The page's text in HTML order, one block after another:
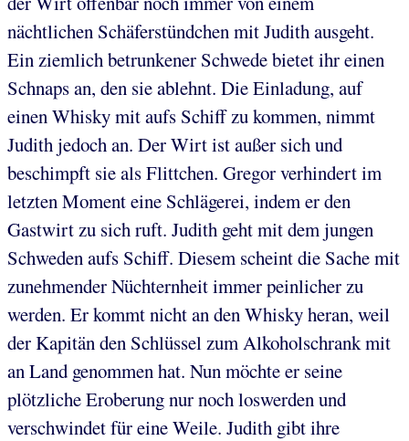
nächtlichen Schäferstündchen mit Judith ausgeht.
Ein ziemlich betrunkener Schwede bietet ihr einen
Schnaps an, den sie ablehnt. Die Einladung, auf
einen Whisky mit aufs Schiff zu kommen, nimmt
Judith jedoch an. Der Wirt ist außer sich und
beschimpft sie als Flittchen. Gregor verhindert im
letzten Moment eine Schlägerei, indem er den
Gastwirt zu sich ruft. Judith geht mit dem jungen
Schweden aufs Schiff. Diesem scheint die Sache mit
zunehmender Nüchternheit immer peinlicher zu
werden. Er kommt nicht an den Whisky heran, weil
der Kapitän den Schlüssel zum Alkoholschrank mit
an Land genommen hat. Nun möchte er seine
plötzliche Eroberung nur noch loswerden und
verschwindet für eine Weile. Judith gibt ihre